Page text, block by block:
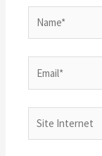
Internet